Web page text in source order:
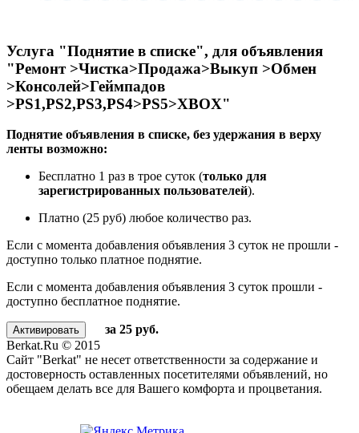
Услуга "Поднятие в списке", для объявления
"Ремонт >Чистка>Продажа>Выкуп >Обмен
>Консолей>Геймпадов
>PS1,PS2,PS3,PS4>PS5>XBOX"
Поднятие объявления в списке, без удержания в верху
ленты возможно:
Бесплатно 1 раз в трое суток (только для
зарегистрированных пользователей).
Платно (25 руб) любое количество раз.
Если с момента добавления объявления 3 суток не прошли -
доступно только платное поднятие.
Если с момента добавления объявления 3 суток прошли -
доступно бесплатное поднятие.
за 25 руб.
Berkat.Ru © 2015
Сайт "Berkat" не несет ответственности за содержание и
достоверность оставленных посетителями объявлений, но
обещаем делать все для Вашего комфорта и процветания.